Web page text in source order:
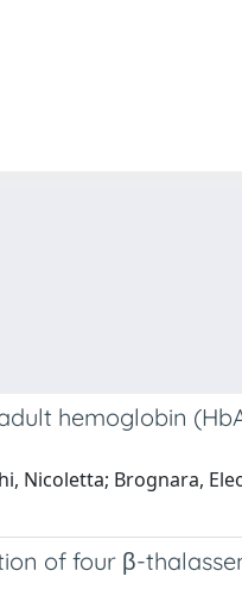
hemoglobin
Nicoletta; Brognara,
of four β-